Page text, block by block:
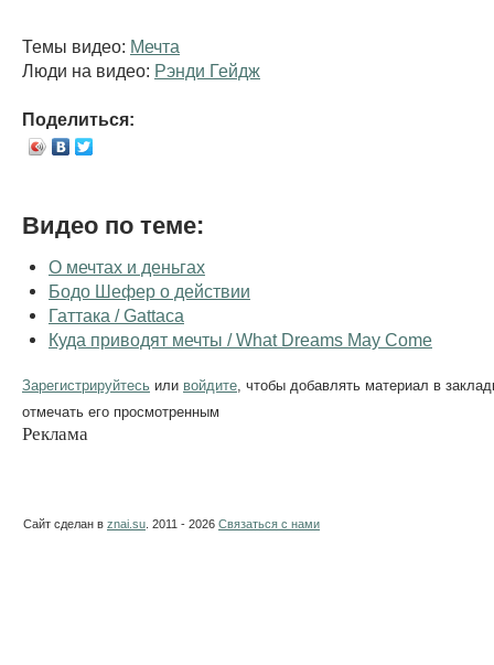
Темы видео: Мечта
Люди на видео: Рэнди Гейдж
Поделиться:
Видео по теме:
О мечтах и деньгах
Бодо Шефер о действии
Гаттака / Gattaca
Куда приводят мечты / What Dreams May Come
Зарегистрируйтесь или войдите , чтобы добавлять материал в
отмечать его просмотренным
Реклама
Сайт сделан в znai.su . 2011 - 2026 Связаться с нами